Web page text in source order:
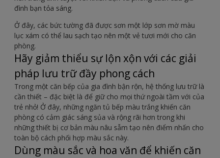
đình bạn tỏa sáng.
Ở đây, các bức tường đã được sơn một lớp sơn mờ màu
lục xám có thể lau sạch tạo nên một vẻ tươi mới cho căn
phòng.
Hãy giảm thiểu sự lộn xộn với các giải
pháp lưu trữ đầy phong cách
Trong một căn bếp của gia đình bận rộn, hệ thống lưu trữ là
cần thiết – đặc biệt là để giữ cho mọi thứ ngoài tầm với của
trẻ nhỏ! Ở đây, những ngăn tủ bếp màu trắng khiến căn
phòng có cảm giác sáng sủa và rộng rãi hơn trong khi
những thiết bị cơ bản màu nâu sẫm tạo nên điểm nhấn cho
toàn bộ cách phối hợp màu sắc này.
Dùng màu sắc và hoa văn để khiến căn